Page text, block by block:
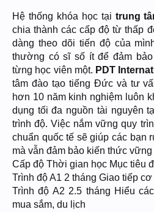
Hệ thống khóa học tại trung
chia thành các cấp độ từ thấp
dàng theo dõi tiến độ của
thường có sĩ số ít để đảm
từng học viên một. PDT
tâm đào tạo tiếng Đức và tư
hơn 10 năm kinh nghiệm luôn
dụng tối đa nguồn tài nguyên
trình độ. Việc nắm vững quy
chuẩn quốc tế sẽ giúp các bạn
mà vẫn đảm bảo kiến thức vững
Cấp độ Thời gian học Mục tiêu
Trình độ A1 2 tháng Giao tiếp
Trình độ A2 2.5 tháng Hiểu
mua sắm, du lịch